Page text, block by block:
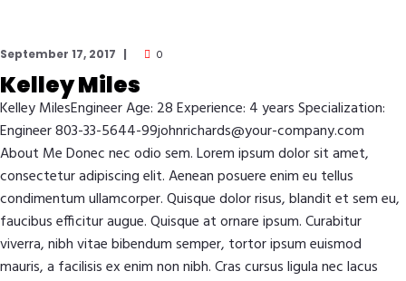
September 17, 2017 0
Kelley Miles
Kelley MilesEngineer Age: 28 Experience: 4 years Specialization:
Engineer 803-33-5644-99johnrichards@your-company.com
About Me Donec nec odio sem. Lorem ipsum dolor sit amet,
consectetur adipiscing elit. Aenean posuere enim eu tellus
condimentum ullamcorper. Quisque dolor risus, blandit et sem eu,
faucibus efficitur augue. Quisque at ornare ipsum. Curabitur
viverra, nibh vitae bibendum semper, tortor ipsum euismod
mauris, a facilisis ex enim non nibh. Cras cursus ligula nec lacus